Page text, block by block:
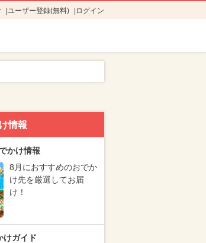
ユーザー登録(無料) ログイン
情報
かけ情報
8月におすすめのおでか
け先を厳選してお届
け！
けガイド